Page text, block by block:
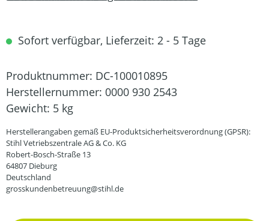
Sofort verfügbar, Lieferzeit: 2 - 5 Tage
Produktnummer: DC-100010895
Herstellernummer: 0000 930 2543
Gewicht: 5 kg
Herstellerangaben gemäß EU-Produktsicherheitsverordnung (GPSR):
Stihl Vetriebszentrale AG & Co. KG
Robert-Bosch-Straße 13
64807 Dieburg
Deutschland
grosskundenbetreuung@stihl.de